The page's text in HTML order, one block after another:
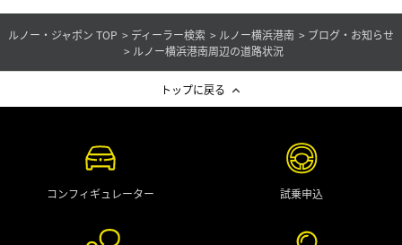
ルノー・ジャポン TOP ディーラー検索 ルノー横浜港南
ブログ・お知らせ
ルノー横浜港南周辺の道路状況
トップに戻る
コンフィギュレーター 試乗申込